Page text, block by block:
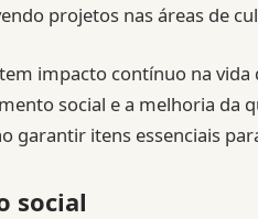
projetos nas áreas de
impacto contínuo na
social e a melhoria da
garantir itens essenciais
social